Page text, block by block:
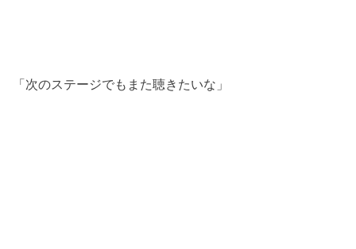
「次のステージでもまた聴きたいな」